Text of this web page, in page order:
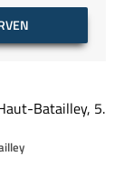
Batailley, 5.